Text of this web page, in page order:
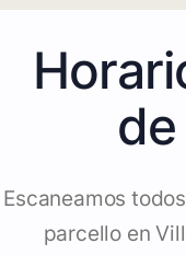
Escaneamos
parcello en